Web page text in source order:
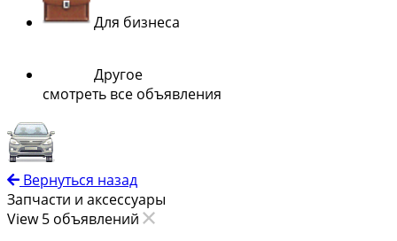
Для бизнеса
Другое
смотреть все объявления
Вернуться назад
Запчасти и аксессуары
View 5 объявлений